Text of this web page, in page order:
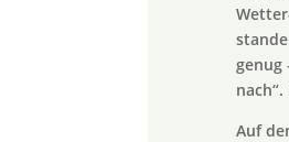
genug
Auf